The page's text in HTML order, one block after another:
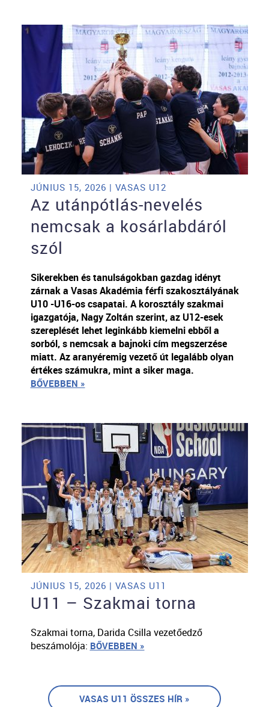
JÚNIUS 15, 2026 | VASAS U12
Az utánpótlás-nevelés
nemcsak a kosárlabdáról
szól
Sikerekben és tanulságokban gazdag idényt
zárnak a Vasas Akadémia férfi szakosztályának
U10 -U16-os csapatai. A korosztály szakmai
igazgatója, Nagy Zoltán szerint, az U12-esek
szereplését lehet leginkább kiemelni ebből a
sorból, s nemcsak a bajnoki cím megszerzése
miatt. Az aranyéremig vezető út legalább olyan
értékes számukra, mint a siker maga.
BŐVEBBEN »
JÚNIUS 15, 2026 | VASAS U11
U11 – Szakmai torna
Szakmai torna, Darida Csilla vezetőedző
beszámolója: BŐVEBBEN »
VASAS U11 ÖSSZES HÍR »